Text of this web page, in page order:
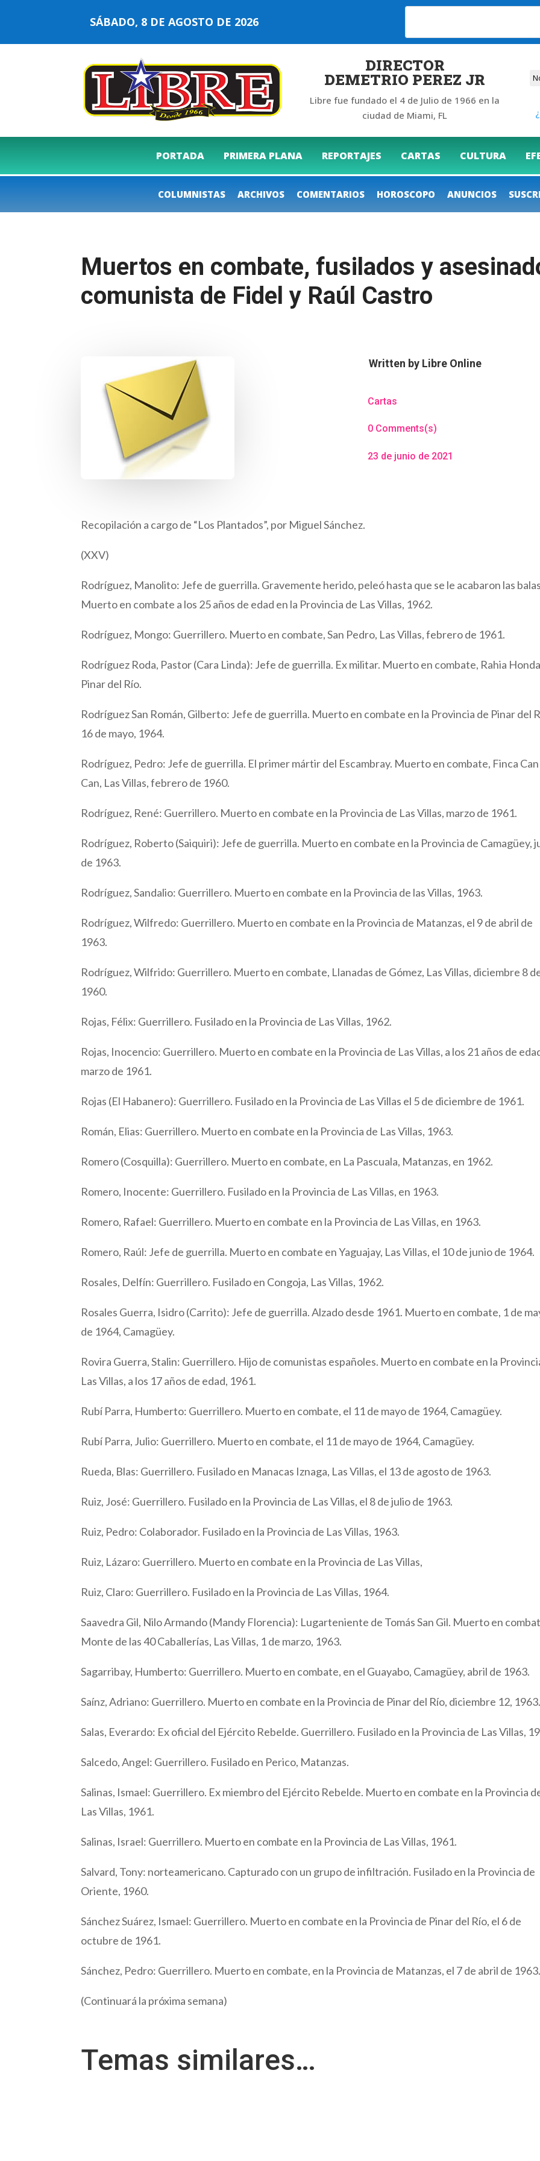
SÁBADO, 8 DE AGOSTO DE 2026
DIRECTOR
DEMETRIO PEREZ JR
Libre fue fundado el 4 de Julio de 1966 en la
ciudad de Miami, FL
PORTADA PRIMERA PLANA REPORTAJES CARTAS CULTURA
COLUMNISTAS ARCHIVOS COMENTARIOS HOROSCOPO ANUNCIOS
Muertos en combate, fusilados y
comunista de Fidel y Raúl Castro
Written by Libre Online
Cartas
0 Comments(s)
23 de junio de 2021
Recopilación a cargo de “Los Plantados”, por Miguel Sánchez.
(XXV)
Rodríguez, Manolito: Jefe de guerrilla. Gravemente herido, peleó hasta que se le acabaron las
Muerto en combate a los 25 años de edad en la Provincia de Las Villas, 1962.
Rodríguez, Mongo: Guerrillero. Muerto en combate, San Pedro, Las Villas, febrero de 1961.
Rodríguez Roda, Pastor (Cara Linda): Jefe de guerrilla. Ex militar. Muerto en combate, Rahia
Pinar del Río.
Rodríguez San Román, Gilberto: Jefe de guerrilla. Muerto en combate en la Provincia de Pinar del
16 de mayo, 1964.
Rodríguez, Pedro: Jefe de guerrilla. El primer mártir del Escambray. Muerto en combate, Finca Can
Can, Las Villas, febrero de 1960.
Rodríguez, René: Guerrillero. Muerto en combate en la Provincia de Las Villas, marzo de 1961.
Rodríguez, Roberto (Saiquiri): Jefe de guerrilla. Muerto en combate en la Provincia de Camagüey,
de 1963.
Rodríguez, Sandalio: Guerrillero. Muerto en combate en la Provincia de las Villas, 1963.
Rodríguez, Wilfredo: Guerrillero. Muerto en combate en la Provincia de Matanzas, el 9 de abril de
1963.
Rodríguez, Wilfrido: Guerrillero. Muerto en combate, Llanadas de Gómez, Las Villas, diciembre 8
1960.
Rojas, Félix: Guerrillero. Fusilado en la Provincia de Las Villas, 1962.
Rojas, Inocencio: Guerrillero. Muerto en combate en la Provincia de Las Villas, a los 21 años de
marzo de 1961.
Rojas (El Habanero): Guerrillero. Fusilado en la Provincia de Las Villas el 5 de diciembre de 1961.
Román, Elias: Guerrillero. Muerto en combate en la Provincia de Las Villas, 1963.
Romero (Cosquilla): Guerrillero. Muerto en combate, en La Pascuala, Matanzas, en 1962.
Romero, Inocente: Guerrillero. Fusilado en la Provincia de Las Villas, en 1963.
Romero, Rafael: Guerrillero. Muerto en combate en la Provincia de Las Villas, en 1963.
Romero, Raúl: Jefe de guerrilla. Muerto en combate en Yaguajay, Las Villas, el 10 de junio de 1964.
Rosales, Delfín: Guerrillero. Fusilado en Congoja, Las Villas, 1962.
Rosales Guerra, Isidro (Carrito): Jefe de guerrilla. Alzado desde 1961. Muerto en combate, 1 de
de 1964, Camagüey.
Rovira Guerra, Stalin: Guerrillero. Hijo de comunistas españoles. Muerto en combate en la
Las Villas, a los 17 años de edad, 1961.
Rubí Parra, Humberto: Guerrillero. Muerto en combate, el 11 de mayo de 1964, Camagüey.
Rubí Parra, Julio: Guerrillero. Muerto en combate, el 11 de mayo de 1964, Camagüey.
Rueda, Blas: Guerrillero. Fusilado en Manacas Iznaga, Las Villas, el 13 de agosto de 1963.
Ruiz, José: Guerrillero. Fusilado en la Provincia de Las Villas, el 8 de julio de 1963.
Ruiz, Pedro: Colaborador. Fusilado en la Provincia de Las Villas, 1963.
Ruiz, Lázaro: Guerrillero. Muerto en combate en la Provincia de Las Villas,
Ruiz, Claro: Guerrillero. Fusilado en la Provincia de Las Villas, 1964.
Saavedra Gil, Nilo Armando (Mandy Florencia): Lugarteniente de Tomás San Gil. Muerto en
Monte de las 40 Caballerías, Las Villas, 1 de marzo, 1963.
Sagarribay, Humberto: Guerrillero. Muerto en combate, en el Guayabo, Camagüey, abril de 1963.
Saínz, Adriano: Guerrillero. Muerto en combate en la Provincia de Pinar del Río, diciembre 12,
Salas, Everardo: Ex oficial del Ejército Rebelde. Guerrillero. Fusilado en la Provincia de Las Villas,
Salcedo, Angel: Guerrillero. Fusilado en Perico, Matanzas.
Salinas, Ismael: Guerrillero. Ex miembro del Ejército Rebelde. Muerto en combate en la Provincia
Las Villas, 1961.
Salinas, Israel: Guerrillero. Muerto en combate en la Provincia de Las Villas, 1961.
Salvard, Tony: norteamericano. Capturado con un grupo de infiltración. Fusilado en la Provincia de
Oriente, 1960.
Sánchez Suárez, Ismael: Guerrillero. Muerto en combate en la Provincia de Pinar del Río, el 6 de
octubre de 1961.
Sánchez, Pedro: Guerrillero. Muerto en combate, en la Provincia de Matanzas, el 7 de abril de
(Continuará la próxima semana)
Temas similares…